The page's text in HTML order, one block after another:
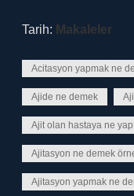
Tarih: Makaleler
Acitasyon yapmak ne
Ajide ne demek
Ajit olan hastaya ne
Ajitasyon ne demek
Ajitasyon yapmak ne